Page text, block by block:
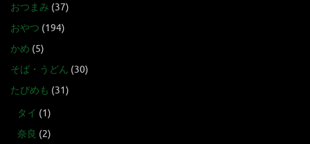
おつまみ (37)
おやつ (194)
かめ (5)
そば・うどん (30)
たびめも (31)
タイ (1)
奈良 (2)